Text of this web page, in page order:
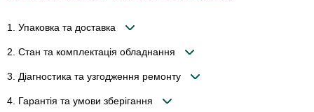
1. Упаковка та доставка
2. Стан та комплектація обладнання
3. Діагностика та узгодження ремонту
4. Гарантія та умови зберігання